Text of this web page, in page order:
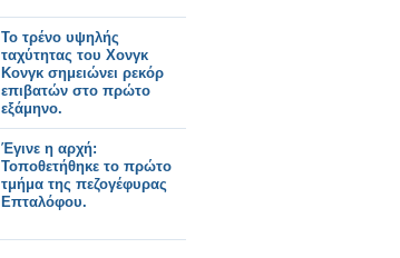
Το τρένο υψηλής
ταχύτητας του Χονγκ
Κονγκ σημειώνει ρεκόρ
επιβατών στο πρώτο
εξάμηνο.
Έγινε η αρχή:
Τοποθετήθηκε το πρώτο
τμήμα της πεζογέφυρας
Επταλόφου.